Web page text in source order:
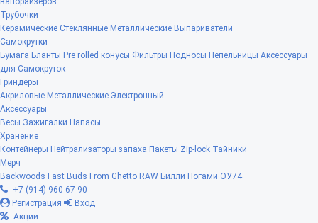
Трубочки
Керамические Стеклянные Металлические Выпариватели
Самокрутки
Бумага Бланты Pre rolled конусы Фильтры Подносы Пепельницы Аксессуары
для Самокруток
Гриндеры
Акриловые Металлические Электронный
Аксессуары
Весы Зажигалки Напасы
Хранение
Контейнеры Нейтрализаторы запаха Пакеты Zip-lock Тайники
Мерч
Backwoods Fast Buds From Ghetto RAW Билли Ногами ОУ74
+7 (914) 960-67-90
Регистрация
Вход
Акции